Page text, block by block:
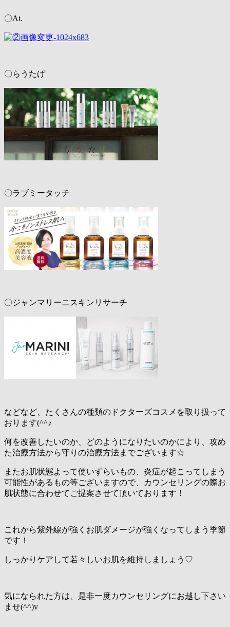
〇At.
〇らうたげ
〇ラブミータッチ
〇ジャンマリーニスキンリサーチ
などなど、たくさんの種類のドクターズコスメを取り扱って
おります(^^♪
何を改善したいのか、どのようになりたいのかにより、攻め
た治療方法から守りの治療方法までございます☆
またお肌状態よって使いずらいもの、炎症が起こってしまう
可能性があるもの等ございますので、カウンセリングの際お
肌状態に合わせてご提案させて頂いております！
これから紫外線が強くお肌ダメージが強くなってしまう季節
です！
しっかりケアして若々しいお肌を維持しましょう♡
気になられた方は、是非一度カウンセリングにお越し下さい
ませ(^^)v